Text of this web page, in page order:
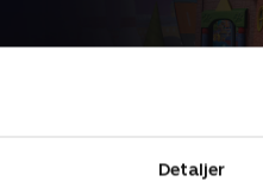
Detaljer
i sit